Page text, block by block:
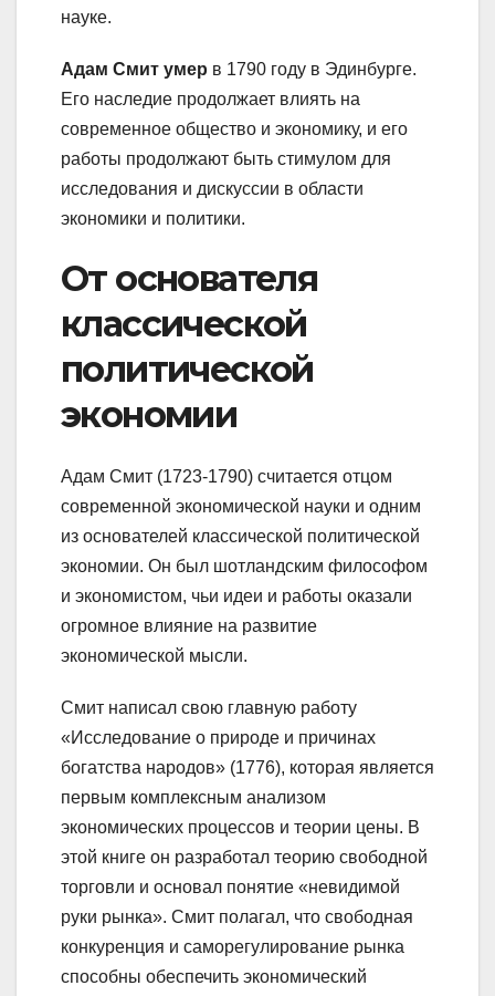
науке.
Адам Смит умер в 1790 году в Эдинбурге.
Его наследие продолжает влиять на
современное общество и экономику, и его
работы продолжают быть стимулом для
исследования и дискуссии в области
экономики и политики.
От основателя
классической
политической
экономии
Адам Смит (1723-1790) считается отцом
современной экономической науки и одним
из основателей классической политической
экономии. Он был шотландским философом
и экономистом, чьи идеи и работы оказали
огромное влияние на развитие
экономической мысли.
Смит написал свою главную работу
«Исследование о природе и причинах
богатства народов» (1776), которая является
первым комплексным анализом
экономических процессов и теории цены. В
этой книге он разработал теорию свободной
торговли и основал понятие «невидимой
руки рынка». Смит полагал, что свободная
конкуренция и саморегулирование рынка
способны обеспечить экономический